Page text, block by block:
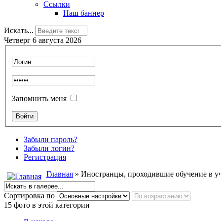
Ссылки
Наш баннер
Искать...
Четверг 6 августа 2026
Запомнить меня
Забыли пароль?
Забыли логин?
Регистрация
Главная » Иностранцы, проходившие обучение в
Сортировка по
15 фото в этой категории